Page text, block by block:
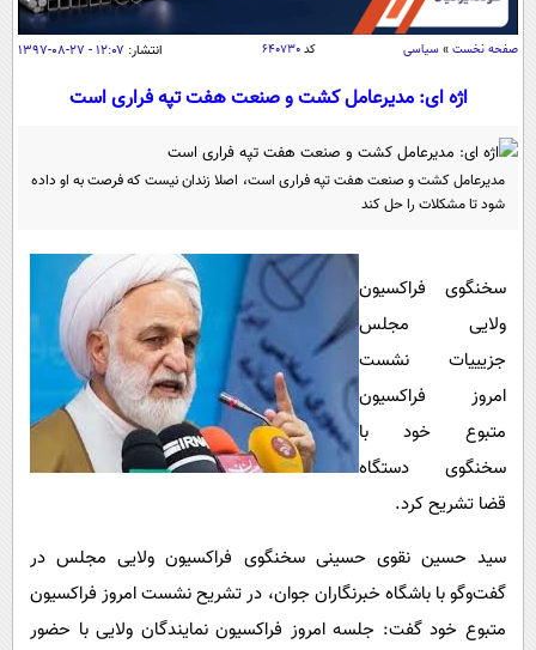
اقتصاد
اقتصادی
جامعه
حوادث
یک برش دانایی
محیط زیست
سفر و تفریح
بین الملل
علم و دانش
فناوری و It
علمی
اخبار کریپتو
قرآن
گوناگون
سرگرمی
باشگاه مغز
مجله تصویری سلاح
فیلم
اقتصاد
ورزش
سرگرمی
فناوری
گوناگون
عصر ایران 2
خواندنی ها و دیدنی ها
پیامک
روانشناسی
آشپزی
آموزش زبان
صفحه نخست » سیاسی کد ۶۴۰۷۳۰ انتشار: ۱۲:۰۷ - ۲۷-۰۸-۱۳۹۷
اژه ای: مدیرعامل کشت و صنعت هفت تپه فراری است
مدیرعامل کشت و صنعت هفت تپه فراری است، اصلا زندان نیست که فرصت به او داده
شود تا مشکلات را حل کند
سخنگوی فراکسیون
ولایی مجلس
جزیییات نشست
امروز فراکسیون
متبوع خود با
سخنگوی دستگاه
قضا تشریح کرد.
سید حسین نقوی حسینی سخنگوی فراکسیون ولایی مجلس در
گفت‌وگو با باشگاه خبرنگاران جوان، در تشریح نشست امروز فراکسیون
متبوع خود گفت: جلسه امروز فراکسیون نمایندگان ولایی با حضور